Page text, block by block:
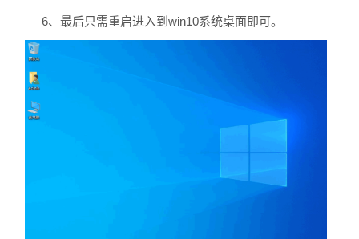
6、最后只需重启进入到win10系统桌面即可。